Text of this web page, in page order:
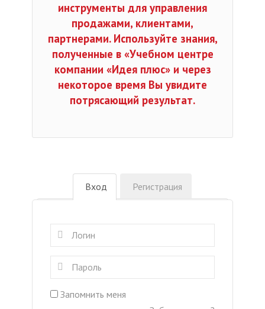
инструменты для управления
продажами, клиентами,
партнерами. Используйте знания,
полученные в «Учебном центре
компании «Идея плюс» и через
некоторое время Вы увидите
потрясающий результат.
Вход Регистрация
Запомнить меня